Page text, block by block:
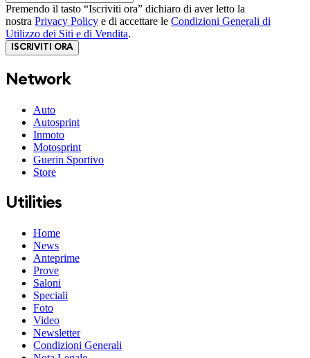
Premendo il tasto “Iscriviti ora” dichiaro di aver letto la
nostra Privacy Policy e di accettare le Condizioni Generali di
Utilizzo dei Siti e di Vendita.
ISCRIVITI ORA
Network
Auto
Autosprint
Inmoto
Motosprint
Guerin Sportivo
Store
Utilities
Home
News
Anteprime
Prove
Saloni
Speciali
Foto
Video
Newsletter
Condizioni Generali